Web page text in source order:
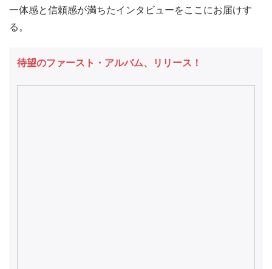
一体感と信頼感が満ちたインタビューをここにお届けす
る。
待望のファースト・アルバム、リリース！